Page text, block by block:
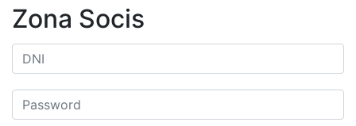
Zona Socis